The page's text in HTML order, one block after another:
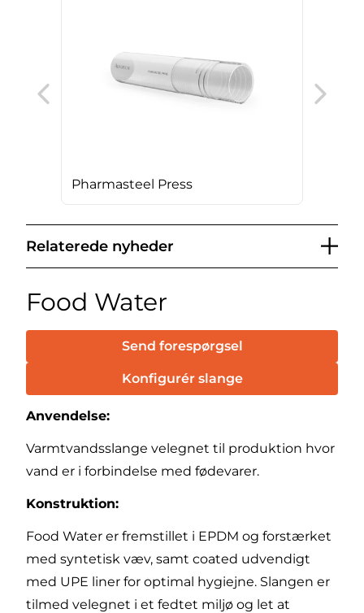
Pharmasteel Press
Relaterede nyheder
Food Water
Send forespørgsel
Konfigurér slange
Anvendelse:
Varmtvandsslange velegnet til produktion hvor
vand er i forbindelse med fødevarer.
Konstruktion:
Food Water er fremstillet i EPDM og forstærket
med syntetisk væv, samt coated udvendigt
med UPE liner for optimal hygiejne. Slangen er
tilmed velegnet i et fedtet miljø og let at